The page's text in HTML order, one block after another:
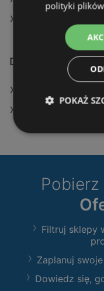
Dodatkowe łącza
Filtruj sklepy
Zaplanuj
Dowiedz się,
polityki
POKAŻ